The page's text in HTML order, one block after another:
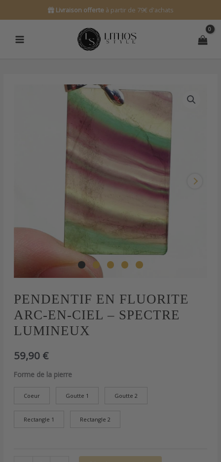
Livraison offerte à partir de 79€ d'achats
PENDENTIF EN FLUORITE
ARC-EN-CIEL – SPECTRE
LUMINEUX
59,90 €
Forme de la pierre
Coeur Goutte 1 Goutte 2
Rectangle 1 Rectangle 2
quantité
de
Pendentif
en
fluorite
en-
-
lumineux